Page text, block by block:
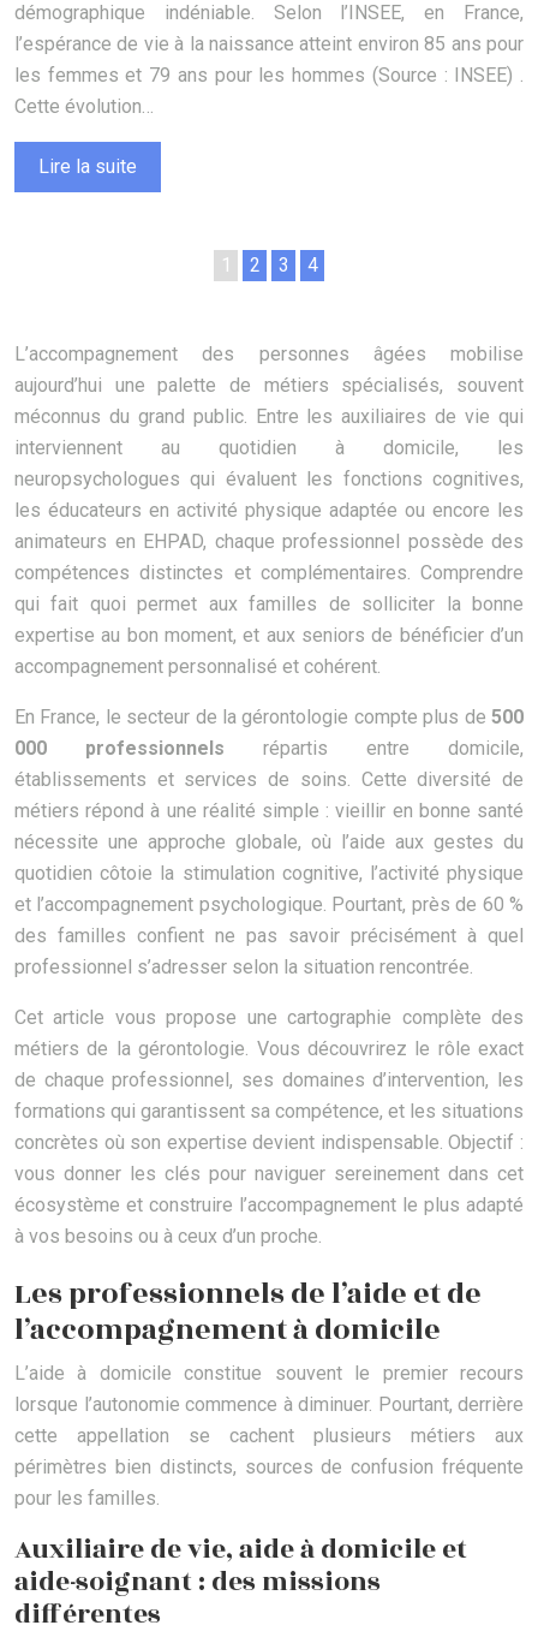
démographique indéniable. Selon l’INSEE, en France,
l’espérance de vie à la naissance atteint environ 85 ans pour
les femmes et 79 ans pour les hommes (Source : INSEE) .
Cette évolution…
Lire la suite
1 2 3 4
L’accompagnement des personnes âgées mobilise
aujourd’hui une palette de métiers spécialisés, souvent
méconnus du grand public. Entre les auxiliaires de vie qui
interviennent au quotidien à domicile, les
neuropsychologues qui évaluent les fonctions cognitives,
les éducateurs en activité physique adaptée ou encore les
animateurs en EHPAD, chaque professionnel possède des
compétences distinctes et complémentaires. Comprendre
qui fait quoi permet aux familles de solliciter la bonne
expertise au bon moment, et aux seniors de bénéficier d’un
accompagnement personnalisé et cohérent.
En France, le secteur de la gérontologie compte plus de 500
000 professionnels répartis entre domicile,
établissements et services de soins. Cette diversité de
métiers répond à une réalité simple : vieillir en bonne santé
nécessite une approche globale, où l’aide aux gestes du
quotidien côtoie la stimulation cognitive, l’activité physique
et l’accompagnement psychologique. Pourtant, près de 60 %
des familles confient ne pas savoir précisément à quel
professionnel s’adresser selon la situation rencontrée.
Cet article vous propose une cartographie complète des
métiers de la gérontologie. Vous découvrirez le rôle exact
de chaque professionnel, ses domaines d’intervention, les
formations qui garantissent sa compétence, et les situations
concrètes où son expertise devient indispensable. Objectif :
vous donner les clés pour naviguer sereinement dans cet
écosystème et construire l’accompagnement le plus adapté
à vos besoins ou à ceux d’un proche.
Les professionnels de l’aide et de
l’accompagnement à domicile
L’aide à domicile constitue souvent le premier recours
lorsque l’autonomie commence à diminuer. Pourtant, derrière
cette appellation se cachent plusieurs métiers aux
périmètres bien distincts, sources de confusion fréquente
pour les familles.
Auxiliaire de vie, aide à domicile et
aide-soignant : des missions
différentes